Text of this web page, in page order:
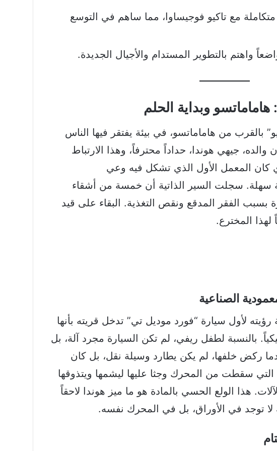
مع تاكيو فوجيساوا، مما ساهم في التوسع
واهتم بالتطوير المستدام والأجيال الجديدة.
هاماماتسو وبداية الحلم
بالقرب من هاماماتسو، في بيئة يفتقر فيها الناس
والده، جيهي هوندا، حداداً محترفاً، وهذا الارتباط
كان المعمل الأول الذي تشكل فيه وعي
سهلة. سجلت السير الذاتية أن خمسة من أشقاء
الفقر المدقع ونقص التغذية. البقاء على قيد
لهذا المخترع.
الصناعية
لأول سيارة “فورد موديل تي” تدخل قريته بأنها
بالنسبة لطفل ريفي، لم تكن السيارة مجرد آلة، بل
ركض خلفها، لم يكن يطارد وسيلة نقل، بل كان
سقطت من المحرك وجثا عليها ليشمها ويتذوقها
هذا الولع الحسي بالمادة هو ما ميز هوندا لاحقاً
لا توجد في الأوراق، بل في المحرك نفسه.